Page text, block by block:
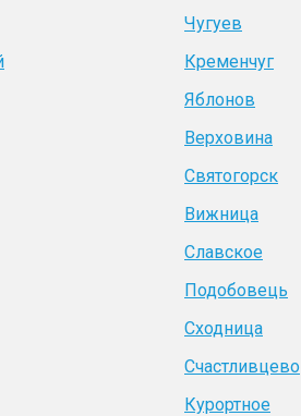
Чугуев
Кременчуг
Яблонов
Верховина
Святогорск
Вижница
Славское
Подобовець
Сходница
Счастливцево
Курортное